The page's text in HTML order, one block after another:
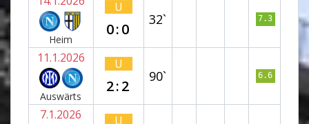
Heim
U
0:0
32` 7.3
11.1.2026
Auswärts
U
2:2
90` 6.6
7.1.2026 U